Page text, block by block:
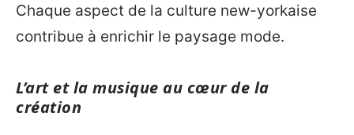
Chaque aspect de la culture new-yorkaise
contribue à enrichir le paysage mode.
L’art et la musique au cœur de la
création